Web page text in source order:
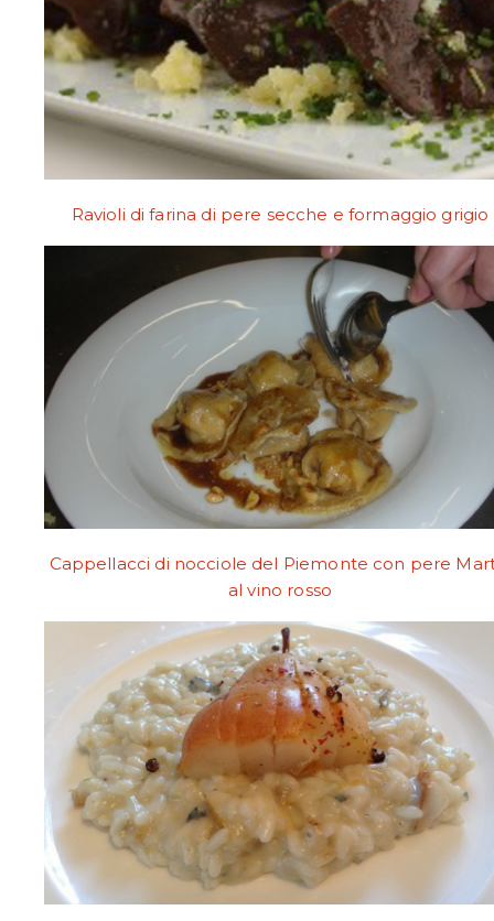
Ravioli di farina di pere secche e formaggio grigio
Cappellacci di nocciole del Piemonte con pere
al vino rosso